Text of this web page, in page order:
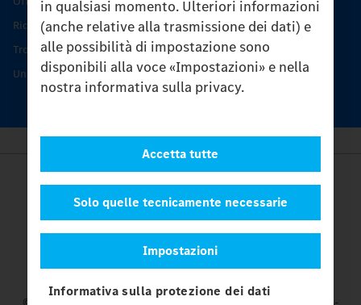
in qualsiasi momento. Ulteriori informazioni
(anche relative alla trasmissione dei dati) e
alle possibilità di impostazione sono
disponibili alla voce «Impostazioni» e nella
nostra informativa sulla privacy.
Impostazioni
Solo quelle tecnicamente necessarie
Accetta tutte
Informativa sulla protezione dei dati
Ricambi originali
Trovare un partner
Unimog Service Days
Provider
Legal Notice
Contatto
Cookies
Protezione dati
Impostazioni